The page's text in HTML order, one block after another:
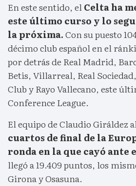
En este sentido, elCelta ha
este último curso y lo
la próxima.Con su puesto
décimo club español en el
por detrás de Real Madrid,
Betis, Villarreal, Real
Club y Rayo Vallecano, este
Conference League.
El equipo de Claudio Giráldez
cuartos de final de la
ronda en la que cayó ante
llegó a 19.409 puntos, los
Girona y Osasuna.